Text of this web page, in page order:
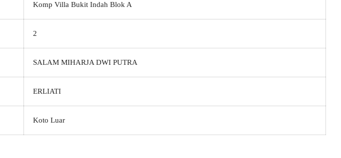
Komp Villa Bukit Indah Blok A
2
SALAM MIHARJA DWI PUTRA
ERLIATI
Koto Luar